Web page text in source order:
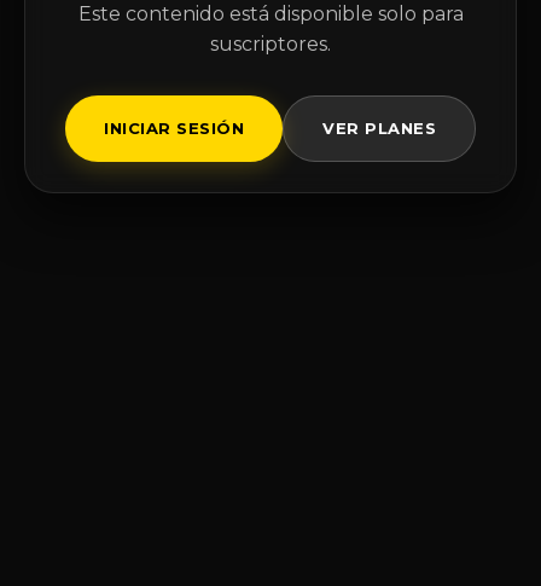
Este contenido está disponible solo para
suscriptores.
INICIAR SESIÓN VER PLANES